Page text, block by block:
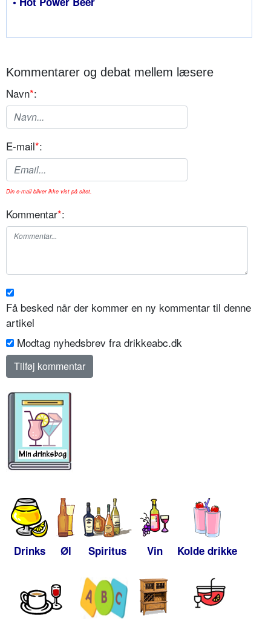
Kommentarer og debat mellem læsere
Navn*:
E-mail*:
Din e-mail bliver ikke vist på sitet.
Kommentar*:
Få besked når der kommer en ny kommentar til denne
artikel
Modtag nyhedsbrev fra drikkeabc.dk
Drinks Øl Spiritus Vin Kolde drikke